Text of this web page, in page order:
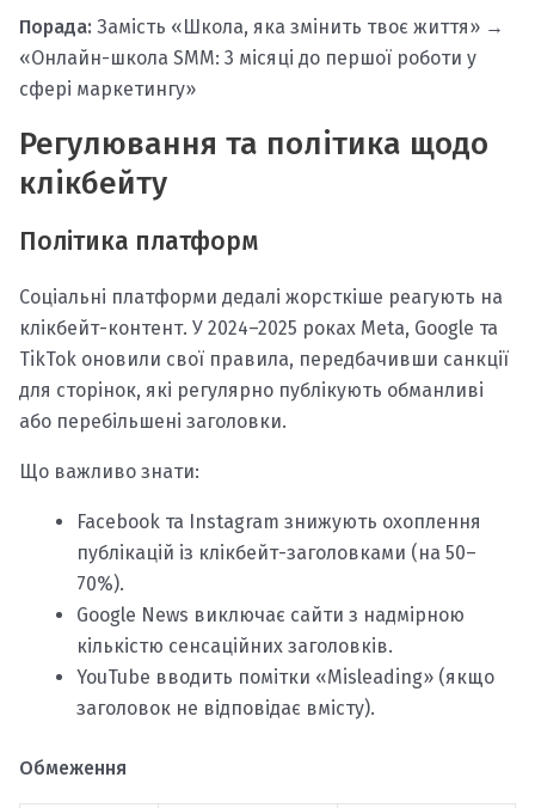
Порада: Замість «Школа, яка змінить твоє життя» →
«Онлайн-школа SMM: 3 місяці до першої роботи у
сфері маркетингу»
Регулювання та політика щодо
клікбейту
Політика платформ
Соціальні платформи дедалі жорсткіше реагують на
клікбейт-контент. У 2024–2025 роках Meta, Google та
TikTok оновили свої правила, передбачивши санкції
для сторінок, які регулярно публікують обманливі
або перебільшені заголовки.
Що важливо знати:
Facebook та Instagram знижують охоплення
публікацій із клікбейт-заголовками (на 50–
70%).
Google News виключає сайти з надмірною
кількістю сенсаційних заголовків.
YouTube вводить помітки «Misleading» (якщо
заголовок не відповідає вмісту).
Обмеження